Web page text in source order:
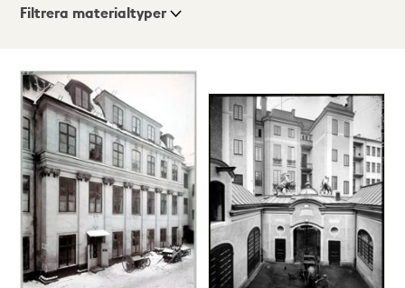
Visningsläge
Lista
Karta
Filtrera materialtyper
364träffar